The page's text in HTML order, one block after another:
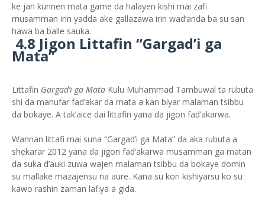
ke jan kunnen mata game da halayen kishi mai zafi
musamman irin yadda ake gallazawa irin wad’anda ba su san
hawa ba balle sauka.
4.8 Jigon Littafin “Gargad’i ga
Mata”
Littafin Gargad’i ga Mata Kulu Muhammad Tambuwal ta rubuta
shi da manufar fad’akar da mata a kan biyar malaman tsibbu
da bokaye. A tak’aice dai littafin yana da jigon fad’akarwa.
Wannan littafi mai suna “Gargad’i ga Mata” da aka rubuta a
shekarar 2012 yana da jigon fad’akarwa musamman ga matan
da suka d’auki zuwa wajen malaman tsibbu da bokaye domin
su mallake mazajensu na aure. Kana su kori kishiyarsu ko su
kawo rashin zaman lafiya a gida.